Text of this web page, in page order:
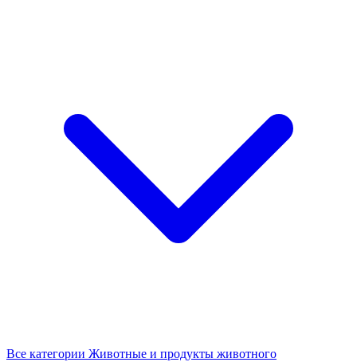
Все категории Животные и продукты животного